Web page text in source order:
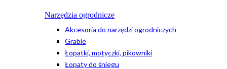
Narzędzia ogrodnicze
Akcesoria do narzędzi ogrodniczych
Grabie
Łopatki, motyczki, pikowniki
Łopaty do śniegu